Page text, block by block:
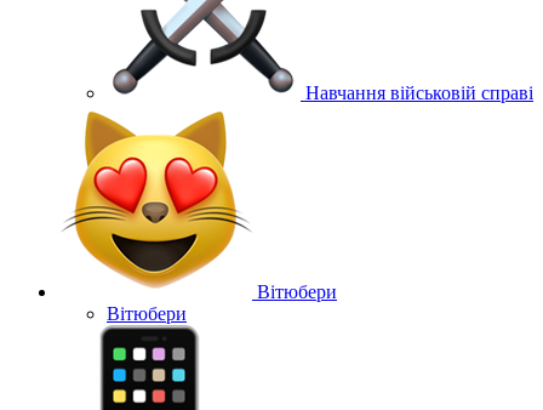
Навчання військовій справі
Вітюбери
Вітюбери